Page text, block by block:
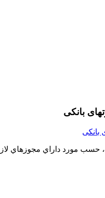
بانکی
حسب مورد داراي مجوزهاي